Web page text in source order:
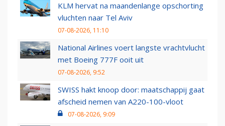
KLM hervat na maandenlange opschorting
vluchten naar Tel Aviv
07-08-2026, 11:10
National Airlines voert langste vrachtvlucht
met Boeing 777F ooit uit
07-08-2026, 9:52
SWISS hakt knoop door: maatschappij gaat
afscheid nemen van A220-100-vloot
07-08-2026, 9:09